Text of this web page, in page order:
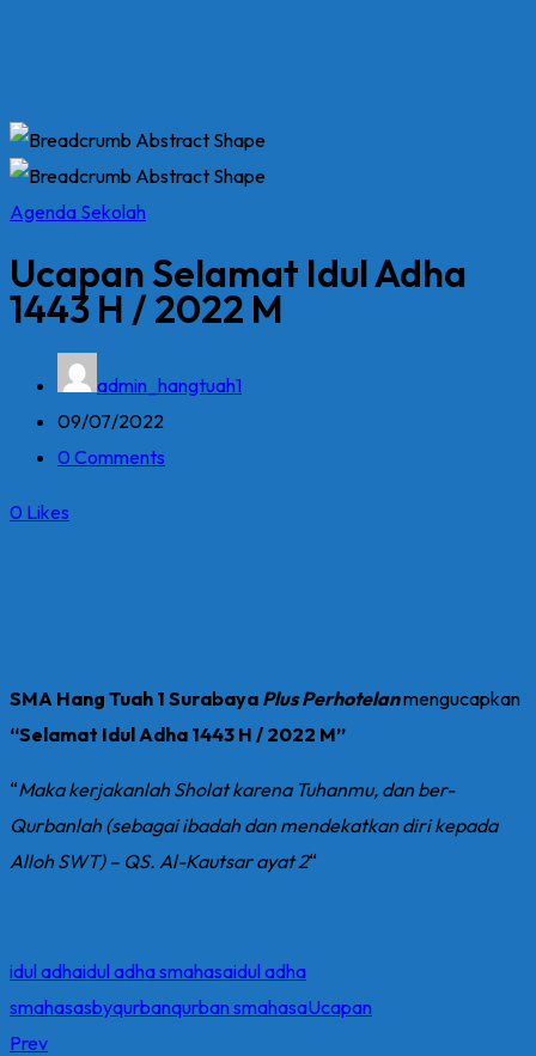
Agenda Sekolah
Ucapan Selamat Idul Adha
1443 H / 2022 M
admin_hangtuah1
09/07/2022
0 Comments
0 Likes
SMA Hang Tuah 1 Surabaya Plus Perhotelanmengucapkan
“Selamat Idul Adha 1443 H / 2022 M”
“Maka kerjakanlah Sholat karena Tuhanmu, dan ber-
Qurbanlah (sebagai ibadah dan mendekatkan diri kepada
Alloh SWT) – QS. Al-Kautsar ayat 2“
idul adhaidul adha smahasaidul adha
smahasasbyqurbanqurban smahasaUcapan
Prev